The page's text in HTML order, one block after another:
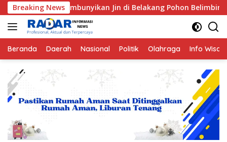
Langsung
ke
konten
Breaking NewsJin di Belakang Pohon Belimbing
Beranda Daerah Nasional Politik Olahraga Info